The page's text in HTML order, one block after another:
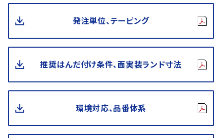
発注単位、テーピング
推奨はんだ付け条件、面実装ランド寸法
環境対応、品番体系